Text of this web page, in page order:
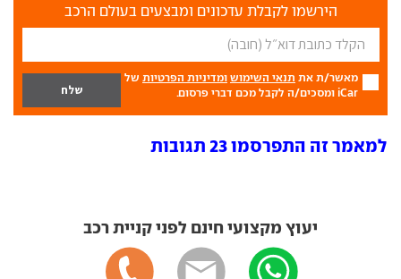
הירשמו לקבלת עדכונים ומבצעים בעולם הרכב
מאשר/ת את תנאי השימוש ומדיניות הפרטיות של
iCar ומסכים/ה לקבל מכם דברי פרסום.
למאמר זה התפרסמו 23 תגובות
יעוץ מקצועי חינם לפני קניית רכב